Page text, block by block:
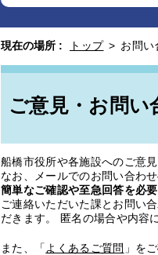
現在の場所 : トップ > お問い
ご意見・お問い
船橋市役所や各施設へのご意
なお、メールでのお問い合わ
簡単なご確認や至急回答を必
ご連絡いただいた課とお問い
だきます。 匿名の場合や内容
また、「 よくあるご質問 」を